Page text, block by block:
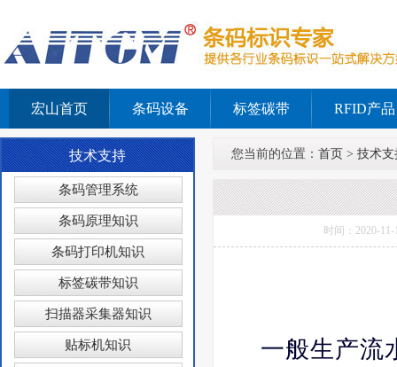
宏山首页 条码设备 标签碳带 RFID产品
技术支持
条码管理系统
条码原理知识
条码打印机知识
标签碳带知识
扫描器采集器知识
贴标机知识
您当前的位置： 首页 > 技术支
时间：2020-
一般生产流